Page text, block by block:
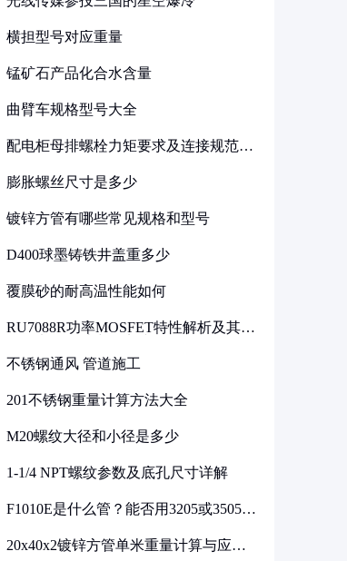
横担型号对应重量
锰矿石产品化合水含量
曲臂车规格型号大全
配电柜母排螺栓力矩要求及连接规范详
膨胀螺丝尺寸是多少
镀锌方管有哪些常见规格和型号
D400球墨铸铁井盖重多少
覆膜砂的耐高温性能如何
RU7088R功率MOSFET特性解析及其在
不锈钢通风 管道施工
201不锈钢重量计算方法大全
M20螺纹大径和小径是多少
1-1/4 NPT螺纹参数及底孔尺寸详解
F1010E是什么管？能否用3205或3505代
20x40x2镀锌方管单米重量计算与应用